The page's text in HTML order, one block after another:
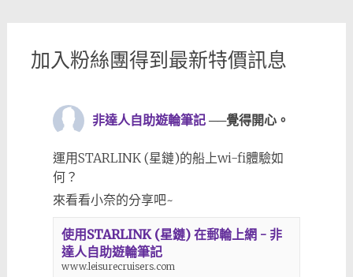
加入粉絲團得到最新特價訊息
非達人自助遊輪筆記 ──覺得開心。
運用STARLINK (星鏈)的船上wi-fi體驗如
何？
來看看小奈的分享吧~
使用STARLINK (星鏈) 在郵輪上網 - 非
達人自助遊輪筆記
www.leisurecruisers.com